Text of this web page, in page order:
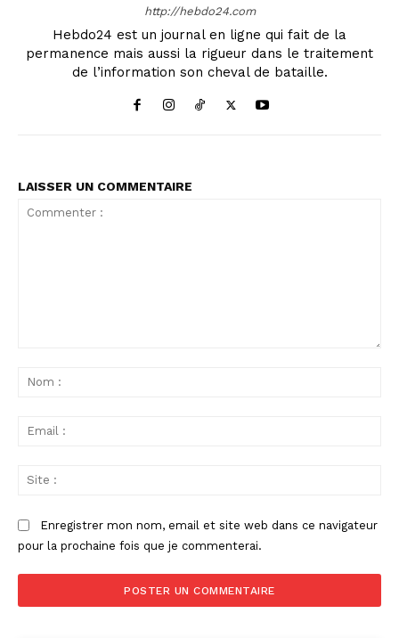
http://hebdo24.com
Hebdo24 est un journal en ligne qui fait de la
permanence mais aussi la rigueur dans le traitement
de l’information son cheval de bataille.
LAISSER UN COMMENTAIRE
Enregistrer mon nom, email et site web dans ce navigateur
pour la prochaine fois que je commenterai.